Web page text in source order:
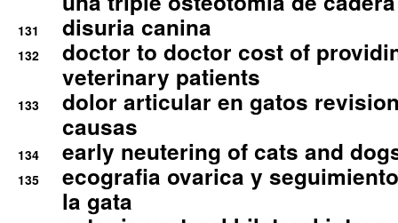
131 disuria canina
132
doctor to doctor cost of
veterinary patients
133
dolor articular en gatos
causas
134 early neutering of cats and
135
ecografia ovarica y
la gata